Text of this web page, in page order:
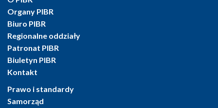
Organy PIBR
Biuro PIBR
Regionalne oddziały
Patronat PIBR
Biuletyn PIBR
Kontakt
Prawo i standardy
Samorząd